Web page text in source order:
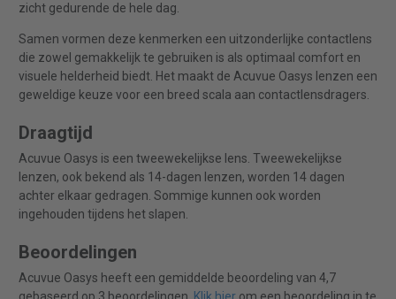
zicht gedurende de hele dag.
Samen vormen deze kenmerken een uitzonderlijke contactlens
die zowel gemakkelijk te gebruiken is als optimaal comfort en
visuele helderheid biedt. Het maakt de Acuvue Oasys lenzen een
geweldige keuze voor een breed scala aan contactlensdragers.
Draagtijd
Acuvue Oasys is een tweewekelijkse lens. Tweewekelijkse
lenzen, ook bekend als 14-dagen lenzen, worden 14 dagen
achter elkaar gedragen. Sommige kunnen ook worden
ingehouden tijdens het slapen.
Beoordelingen
Acuvue Oasys heeft een gemiddelde beoordeling van 4,7